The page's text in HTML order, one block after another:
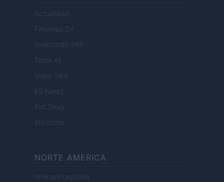
Actualidad
Finanzas 24
Investindo 365
Think.es
Viajar 365
ES Newz
Pet Story
Encocina
NORTE AMERICA
Womanmagazine